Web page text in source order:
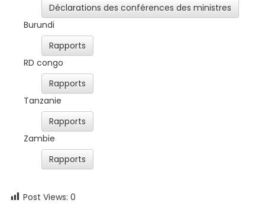
Déclarations des conférences des ministres
Burundi
Rapports
RD congo
Rapports
Tanzanie
Rapports
Zambie
Rapports
Post Views: 0